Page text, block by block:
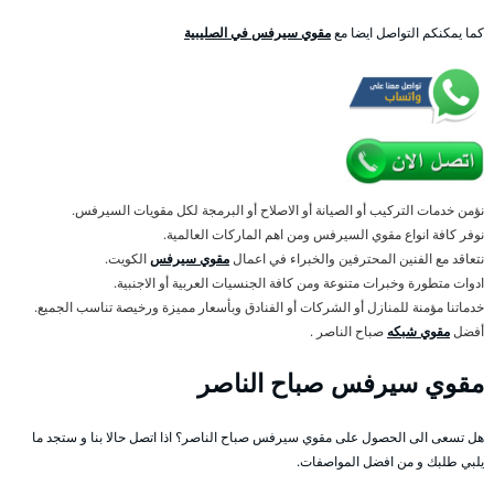
كما يمكنكم التواصل ايضا معمقوي سيرفس في الصليبية
نؤمن خدمات التركيب أو الصيانة أو الاصلاح أو البرمجة لكل مقويات السيرفس.
نوفر كافة انواع مقوي السيرفس ومن اهم الماركات العالمية.
نتعاقد مع الفنين المحترفين والخبراء في اعمالمقوي سيرفسالكويت.
ادوات متطورة وخبرات متنوعة ومن كافة الجنسيات العربية أو الاجنبية.
خدماتنا مؤمنة للمنازل أو الشركات أو الفنادق وبأسعار مميزة ورخيصة تناسب الجميع.
أفضلمقوي شبكه صباح الناصر .
مقوي سيرفس صباح الناصر
هل تسعى الى الحصول على مقوي سيرفس صباح الناصر؟ اذا اتصل حالا بنا و ستجد ما
يلبي طلبك و من افضل المواصفات.